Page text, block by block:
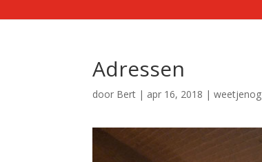
Adressen
door Bert | apr 16, 2018 |weetjenog